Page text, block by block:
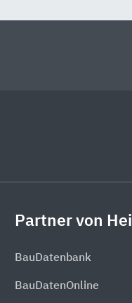
Partner von
BauDatenbank
BauDatenOnline